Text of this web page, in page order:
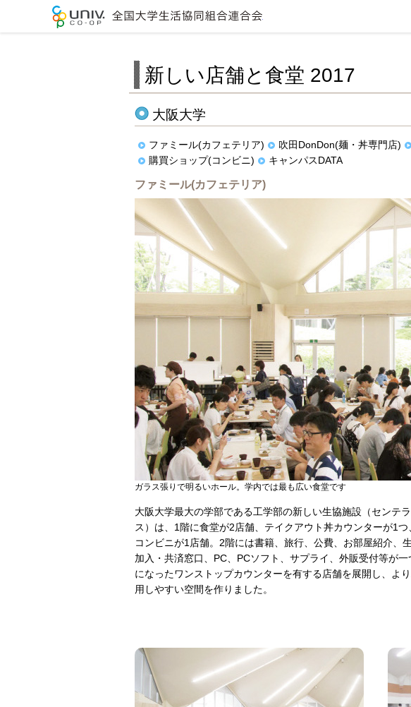
新しい店舗と食堂 2017
大阪大学
ファミール(カフェテリア) 吹田DonDon(麺・丼専門店)
購買ショップ(コンビニ)
キャンパスDATA
ファミール(カフェテリア)
ガラス張りで明るいホール。学内では最も広い食堂です
大阪大学最大の学部である工学部の新しい生協施設（センテラ
ス）は、1階に食堂が2店舗、テイクアウト丼カウンターが1つ
コンビニが1店舗。2階には書籍、旅行、公費、お部屋紹介、
加入・共済窓口、PC、PCソフト、サプライ、外販受付等が一
になったワンストップカウンターを有する店舗を展開し、より
用しやすい空間を作りました。